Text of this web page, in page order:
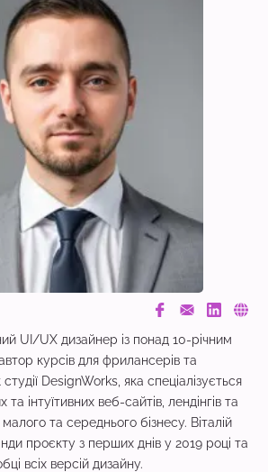
UI/UX дизайнер із понад 10-річним
курсів для фрилансерів та
DesignWorks, яка спеціалізується
та інтуїтивних веб-сайтів, лендінгів та
та середнього бізнесу. Віталій
проєкту з перших днів у 2019 році та
всіх версій дизайну.